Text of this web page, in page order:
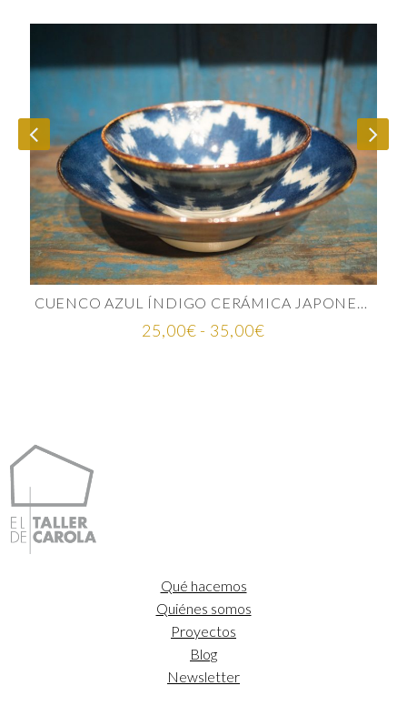
25,00€ - 35,00€Rango
Qué hacemos
Quiénes somos
Proyectos
Blog
Newsletter